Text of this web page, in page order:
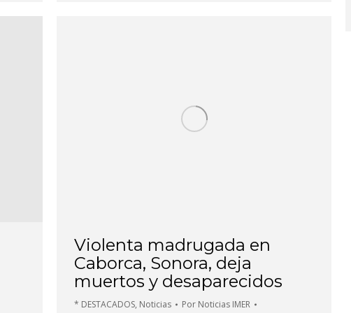
Violenta madrugada en
Caborca, Sonora, deja
muertos y desaparecidos
* DESTACADOS, Noticias Por Noticias IMER